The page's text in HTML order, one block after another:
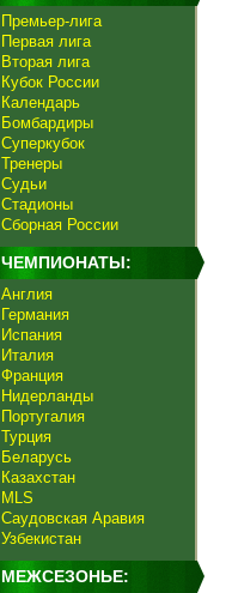
Премьер-лига
Первая лига
Вторая лига
Кубок России
Календарь
Бомбардиры
Суперкубок
Тренеры
Судьи
Стадионы
Сборная России
ЧЕМПИОНАТЫ:
Англия
Германия
Испания
Италия
Франция
Нидерланды
Португалия
Турция
Беларусь
Казахстан
MLS
Саудовская Аравия
Узбекистан
МЕЖСЕЗОНЬЕ: